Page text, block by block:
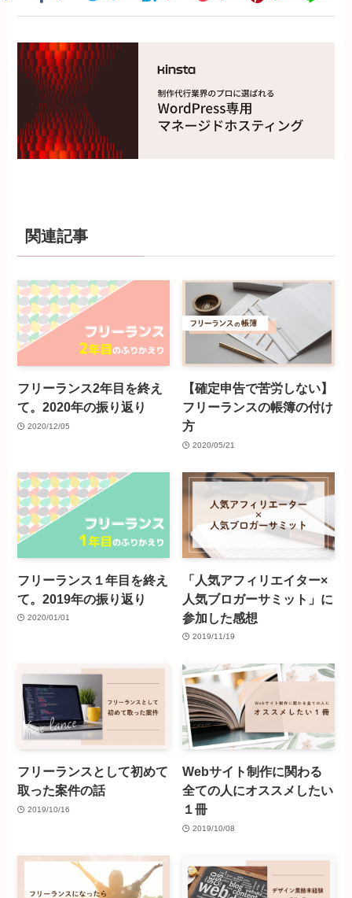
関連記事
フリーランス2年目を終え
て。2020年の振り返り
2020/12/05
【確定申告で苦労しない】
フリーランスの帳簿の付け
方
2020/05/21
フリーランス１年目を終え
て。2019年の振り返り
2020/01/01
「人気アフィリエイター×
人気ブロガーサミット」に
参加した感想
2019/11/19
フリーランスとして初めて
取った案件の話
2019/10/16
Webサイト制作に関わる
全ての人にオススメしたい
１冊
2019/10/08